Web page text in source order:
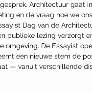
Architectuur gaat
en de vraag hoe we
Dag van de
publieke lezing verzorgt
omgeving. De Essayist
een nieuwe stem de
— vanuit verschillende